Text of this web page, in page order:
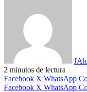
2 minutos de lectura
Facebook X WhatsApp
Facebook X WhatsApp